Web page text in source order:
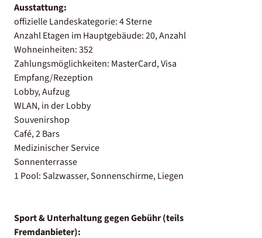
Ausstattung:
offizielle Landeskategorie: 4 Sterne
Anzahl Etagen im Hauptgebäude: 20, Anzahl
Wohneinheiten: 352
Zahlungsmöglichkeiten: MasterCard, Visa
Empfang/Rezeption
Lobby, Aufzug
WLAN, in der Lobby
Souvenirshop
Café, 2 Bars
Medizinischer Service
Sonnenterrasse
1 Pool: Salzwasser, Sonnenschirme, Liegen
Sport & Unterhaltung gegen Gebühr (teils
Fremdanbieter):